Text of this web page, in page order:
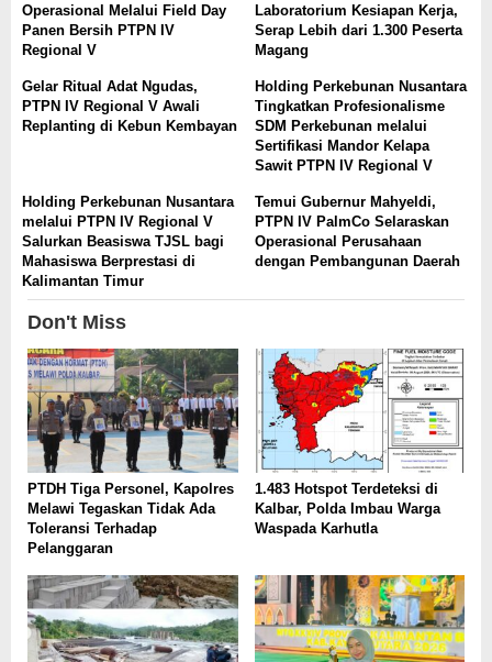
Operasional Melalui Field Day
Panen Bersih PTPN IV
Regional V
Laboratorium Kesiapan Kerja,
Serap Lebih dari 1.300 Peserta
Magang
Gelar Ritual Adat Ngudas,
PTPN IV Regional V Awali
Replanting di Kebun Kembayan
Holding Perkebunan Nusantara
Tingkatkan Profesionalisme
SDM Perkebunan melalui
Sertifikasi Mandor Kelapa
Sawit PTPN IV Regional V
Holding Perkebunan Nusantara
melalui PTPN IV Regional V
Salurkan Beasiswa TJSL bagi
Mahasiswa Berprestasi di
Kalimantan Timur
Temui Gubernur Mahyeldi,
PTPN IV PalmCo Selaraskan
Operasional Perusahaan
dengan Pembangunan Daerah
Don't Miss
PTDH Tiga Personel, Kapolres
Melawi Tegaskan Tidak Ada
Toleransi Terhadap
Pelanggaran
1.483 Hotspot Terdeteksi di
Kalbar, Polda Imbau Warga
Waspada Karhutla